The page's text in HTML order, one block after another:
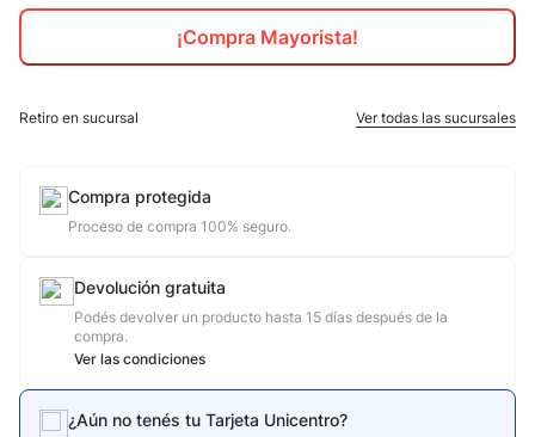
¡Compra Mayorista!
Retiro en sucursal Ver todas las sucursales
Compra protegida
Proceso de compra 100% seguro.
Devolución gratuita
Podés devolver un producto hasta 15 días después de la
compra.
Ver las condiciones
¿Aún no tenés tu Tarjeta Unicentro?